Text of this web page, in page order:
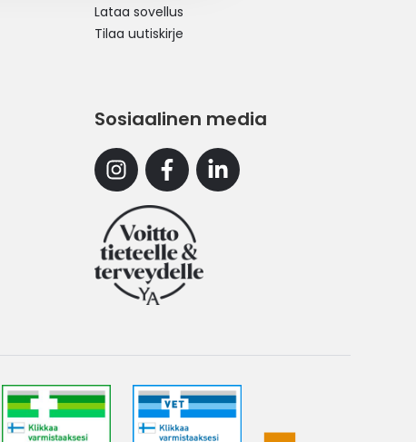
Lataa sovellus
Tilaa uutiskirje
Sosiaalinen media
InstagramFacebookLinkedin